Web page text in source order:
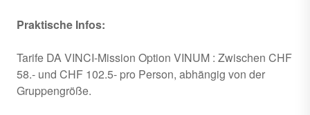
Praktische Infos:
Tarife DA VINCI-Mission Option VINUM : Zwischen CHF
58.- und CHF 102.5- pro Person, abhängig von der
Gruppengröße.